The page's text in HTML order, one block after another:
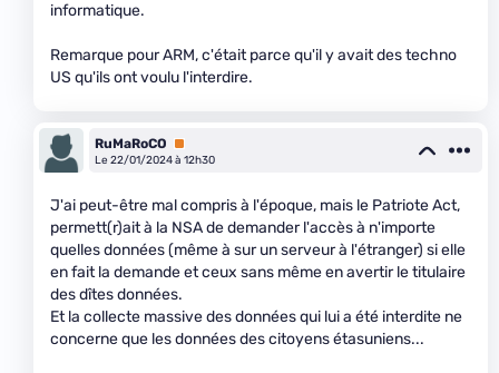
informatique.
Remarque pour ARM, c'était parce qu'il y avait des techno
US qu'ils ont voulu l'interdire.
RuMaRoCO
Premium
Le 22/01/2024 à 12h30
J'ai peut-être mal compris à l'époque, mais le Patriote Act,
permett(r)ait à la NSA de demander l'accès à n'importe
quelles données (même à sur un serveur à l'étranger) si elle
en fait la demande et ceux sans même en avertir le titulaire
des dîtes données.
Et la collecte massive des données qui lui a été interdite ne
concerne que les données des citoyens étasuniens...